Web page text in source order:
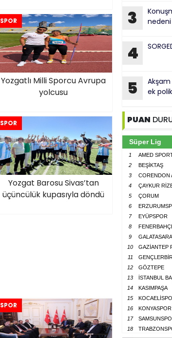
SPOR
Yozgatlı Milli Sporcu Avrupa
yolcusu
SPOR
Yozgat Barosu Sivas’tan
üçüncülük kupasıyla döndü
SPOR
3
nedeni
4
5
ek
PUAN
Süper Lig
1 AMED
2
BEŞİKTAŞ
3
CORENDON
4
ÇAYKUR
5
ÇORUM
6
7
EYÜPSPOR
8
9
10
GAZİANTEP
11
12
GÖZTEPE
13
İSTANBUL
14
KASIMPAŞA
15
16
KONYASPOR
17
18